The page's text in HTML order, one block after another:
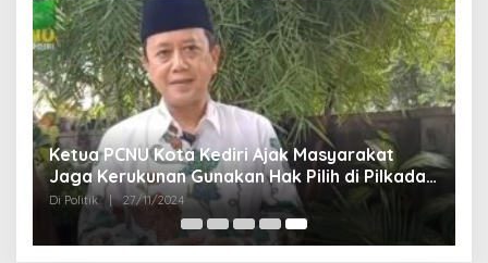
Ketua PCNU Kota Kediri Ajak Masyarakat
Jaga Kerukunan Gunakan Hak Pilih di Pilkada
2024
Di Politik | 27/11/2024